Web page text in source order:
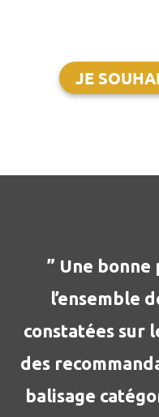
JE
” Une bonne
l’ensemble
constatées sur
des
balisage